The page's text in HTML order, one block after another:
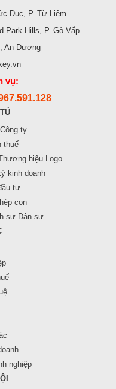
Dục, P. Từ Liêm
Park Hills, P. Gò Vấp
An Dương
vụ:
ty
thuế
hiệu Logo
kinh doanh
tư
con
sự Dân sự
nghiệp